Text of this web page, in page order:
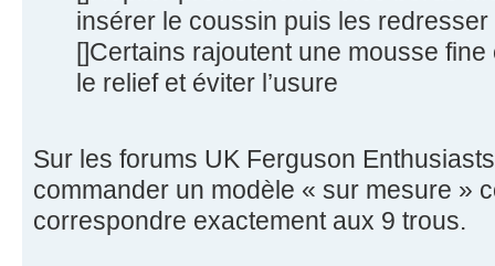
insérer le coussin puis les redresser
[]Certains rajoutent une mousse
le relief et éviter l’usure
Sur les forums UK Ferguson
commander un modèle « sur mesure »
correspondre exactement aux 9 trous.